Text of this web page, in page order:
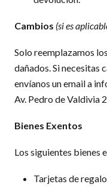
Cambios (si es
Solo reemplazamos
dañados. Si necesitas
envíanos un email a
Av. Pedro de Valdivia
Bienes Exentos
Los siguientes bienes
Tarjetas de